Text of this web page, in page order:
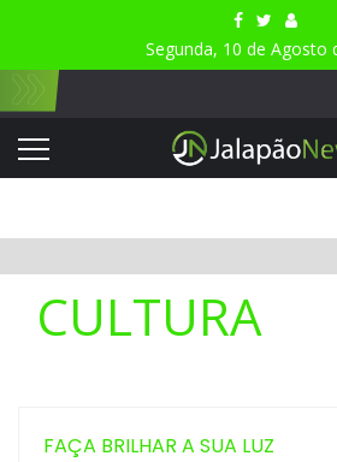
Segunda, 10 de Agosto
CULTURA
FAÇA BRILHAR A SUA LUZ